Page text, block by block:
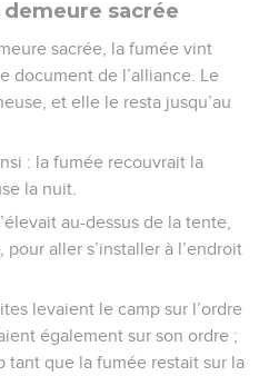
sacrée
sacrée, la fumée vint
document de l’alliance. Le
et elle le resta jusqu’au
: la fumée recouvrait la
la nuit.
au-dessus de la tente,
aller s’installer à l’endroit
levaient le camp sur l’ordre
également sur son ordre ;
tant que la fumée restait sur la